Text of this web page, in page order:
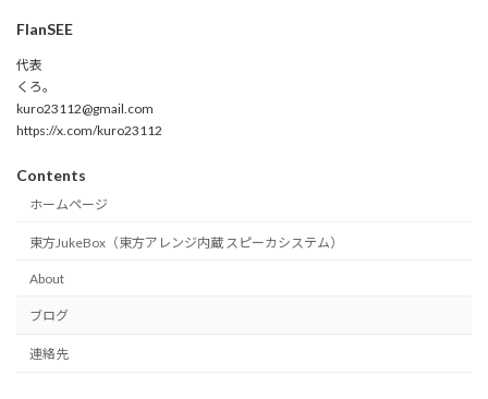
FlanSEE
代表
くろ。
kuro23112@gmail.com
https://x.com/kuro23112
Contents
ホームページ
東方JukeBox（東方アレンジ内蔵 スピーカシステム）
About
ブログ
連絡先